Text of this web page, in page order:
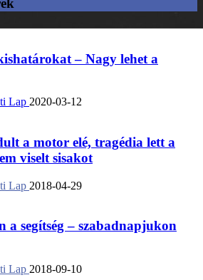
– Nagy lehet a
Lap 2020-03-12
a motor elé, tragédia lett a
viselt sisakot
Lap 2018-04-29
a segítség – szabadnapjukon
Lap 2018-09-10